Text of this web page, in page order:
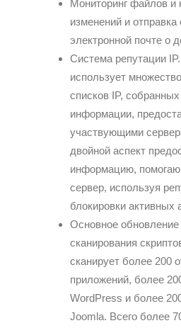
Мониторинг файлов и
изменений и отправка
электронной почте о
Система репутации
использует
списков IP, собранных
информации,
участвующими
двойной аспект
информацию,
сервер, используя
блокировки активных
Основное
сканирования
сканирует более 200
приложений, более
WordPress и более
Joomla. Всего более